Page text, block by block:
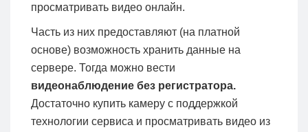
просматривать видео онлайн.
Часть из них предоставляют (на платной
основе) возможность хранить данные на
сервере. Тогда можно вести
видеонаблюдение без регистратора.
Достаточно купить камеру с поддержкой
технологии сервиса и просматривать видео из